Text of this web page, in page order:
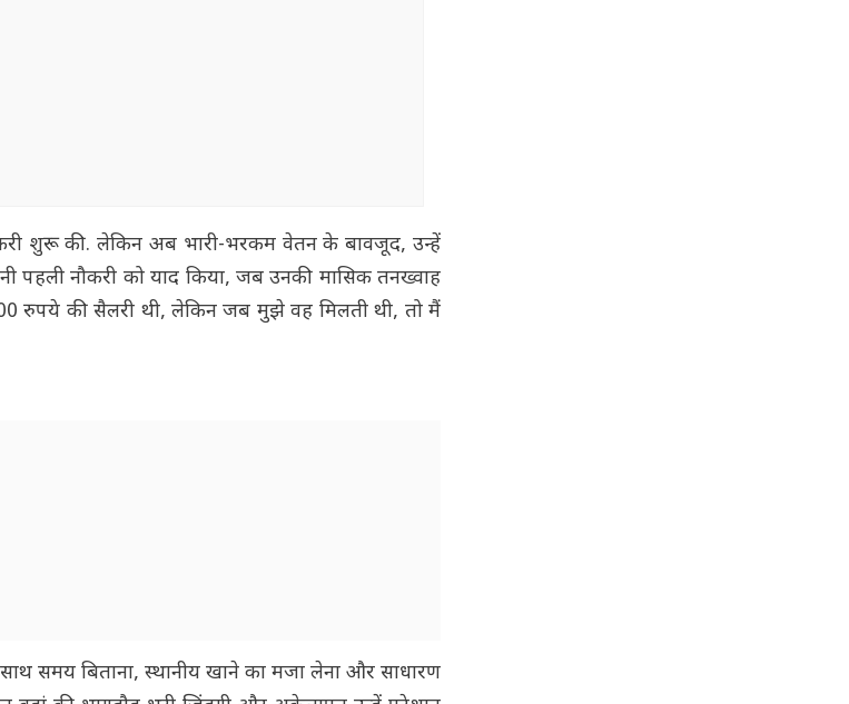
शुरू की. लेकिन अब भारी-भरकम वेतन के बावजूद, उन्हें
नौकरी को याद किया, जब उनकी मासिक तनख्वाह
रुपये की सैलरी थी, लेकिन जब मुझे वह मिलती थी, तो मैं
समय बिताना, स्थानीय खाने का मजा लेना और साधारण